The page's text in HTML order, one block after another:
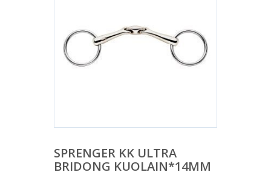
SPRENGER KK ULTRA
BRIDONG KUOLAIN*14MM